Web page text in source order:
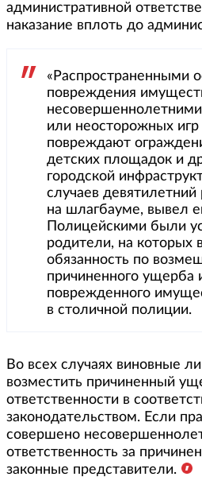
административной
наказание вплоть до
«Распространенными
повреждения
или неосторожных
повреждают
детских площадок и
городской
случаев девятилетний
на шлагбауме, вывел
Полицейскими были
родители, на которых
обязанность по
причиненного ущерба
поврежденного
в столичной полиции.
Во всех случаях виновные
возместить причиненный
ответственности в
законодательством. Если
совершено
ответственность за
законные представители.